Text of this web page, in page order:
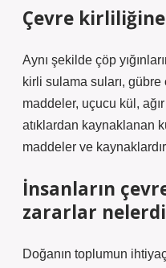
Çevre
Aynı şekilde çöp
kirli sulama suları,
maddeler, uçucu kül,
atıklardan kaynaklanan
maddeler ve
İnsanların
zararlar
Doğanın toplumun